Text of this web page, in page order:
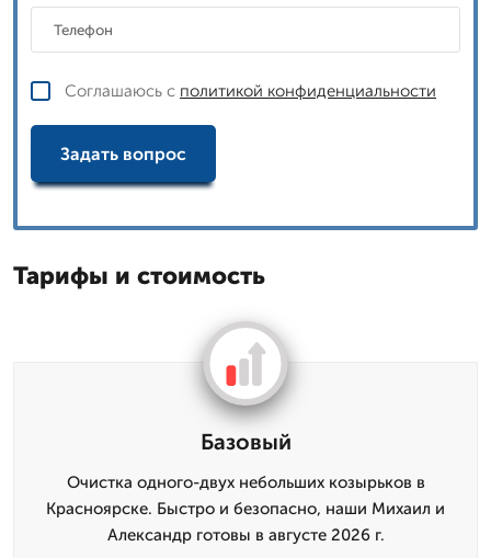
Соглашаюсь с политикой конфиденциальности
Задать вопрос
Тарифы и стоимость
Базовый
Очистка одного-двух небольших козырьков в
Красноярске. Быстро и безопасно, наши Михаил и
Александр готовы в августе 2026 г.